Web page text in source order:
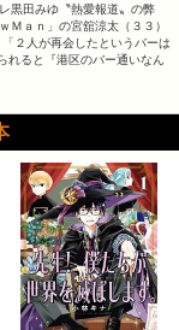
黒田みゆ〝熱愛報道〟の弊
ａｎ」の宮舘涼太（３３）
２人が再会したというバーは
れると『港区のバー通いなん